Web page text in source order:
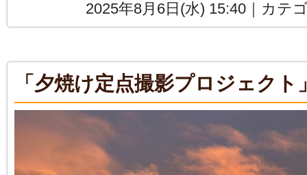
2025年8月6日(水) 15:40｜カテ
「夕焼け定点撮影プロジェクト